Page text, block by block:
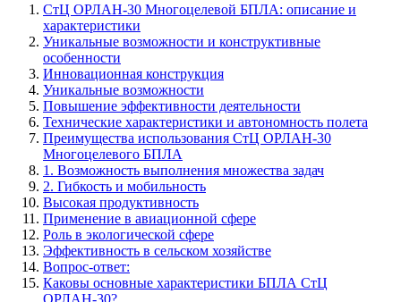
СтЦ ОРЛАН-30 Многоцелевой БПЛА: описание и
характеристики
Уникальные возможности и конструктивные
особенности
Инновационная конструкция
Уникальные возможности
Повышение эффективности деятельности
Технические характеристики и автономность полета
Преимущества использования СтЦ ОРЛАН-30
Многоцелевого БПЛА
1. Возможность выполнения множества задач
2. Гибкость и мобильность
Высокая продуктивность
Применение в авиационной сфере
Роль в экологической сфере
Эффективность в сельском хозяйстве
Вопрос-ответ:
Каковы основные характеристики БПЛА СтЦ
ОРЛАН-30?